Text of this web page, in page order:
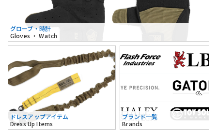
グローブ・時計
Gloves ・ Watch
ドレスアップアイテム
Dress Up Items
ブランド一覧
Brands